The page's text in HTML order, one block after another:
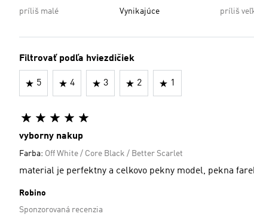
príliš malé Vynikajúce príliš
Filtrovať podľa hviezdičiek
5 4 3 2 1
vyborny nakup
Farba: Off White / Core Black / Better Scarlet
material je perfektny a celkovo pekny model, pekna
Robino
Sponzorovaná recenzia